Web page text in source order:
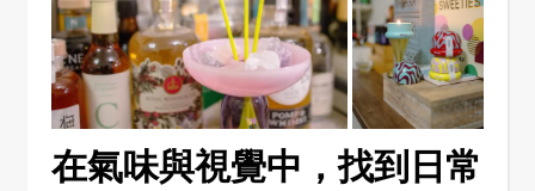
在氣味與視覺中，找到日常